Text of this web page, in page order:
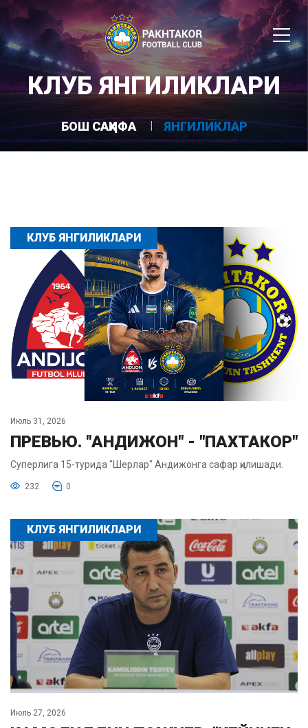
КЛУБ ЯНГИЛИКЛАРИ
БОШ САҲИФА ЯНГИЛИКЛАР
КЛУБ ЯНГИЛИКЛАРИ
Июль 31, 2026
ПРЕВЬЮ. "АНДИЖОН" - "ПАХТАКОР"
Суперлига 15-турида "Шерлар" Андижонга сафар қилишади.
232 0
КЛУБ ЯНГИЛИКЛАРИ
Июль 27, 2026